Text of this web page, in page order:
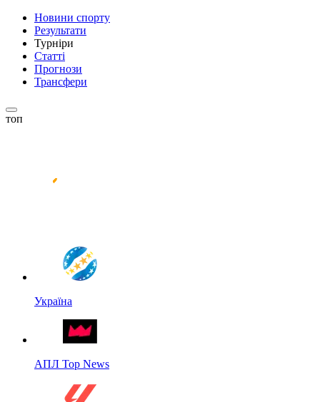
Новини спорту
Результати
Турніри
Статті
Прогнози
Трансфери
топ
Україна
АПЛ Top News